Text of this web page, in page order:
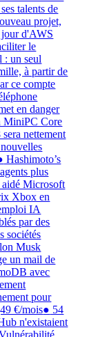
talents de
projet,
d'AWS
le
: un seul
à partir de
ce compte
en danger
MiniPC Core
nettement
Hashimoto’s
plus
Microsoft
Xbox en
IA
par des
sociétés
Musk
un mail de
avec
pour
€/mois● 54
n'existaient